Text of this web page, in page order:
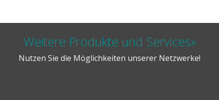
Weitere Produkte und Services»
Nutzen Sie die Möglichkeiten unserer Netzwerke!